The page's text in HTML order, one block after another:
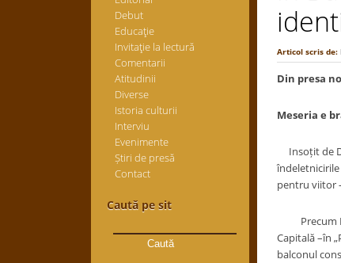
Debut
Educaţie
Invitaţie la lectură
Comentarii
Atitudinii
Diverse
Istoria culturii
Interviu
Evenimente
Știri de presă
Contact
Caută pe sit
după:
Articol scris de:
Din presa
Meseria e br
Insoțit de
pentru viitor
Precum
Capitală –în
balconul